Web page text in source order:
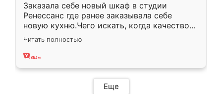
Заказала себе новый шкаф в студии
Ренессанс где ранее заказывала себе
новую кухню.Чего искать, когда качеством
вполне довольна. Служит кухня уже почти
два года, нареканий нет.
Читать полностью
Еще